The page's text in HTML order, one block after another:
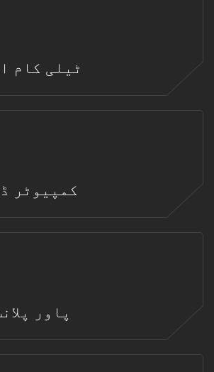
ٹیلی کام
کمپیوٹر
پاور